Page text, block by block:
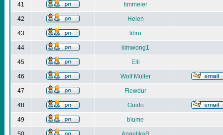
41 timmeier
42 Helen
43 libru
44 kimwong1
45 Elli
46 Wolf Müller
47 Flewdur
48 Guido
49 blume